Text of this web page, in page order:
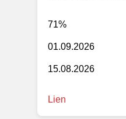
71%
01.09.2026
15.08.2026
Lien